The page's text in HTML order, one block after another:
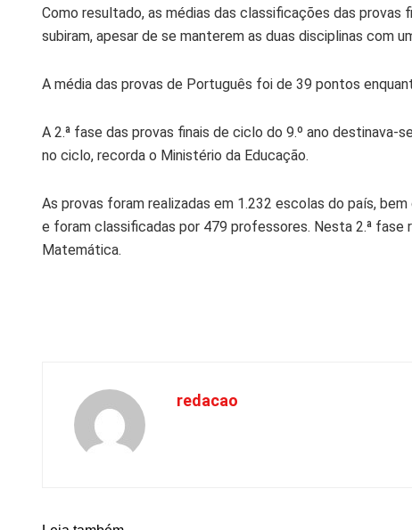
Como resultado, as médias das classificações das
subiram, apesar de se manterem as duas disciplinas com
A média das provas de Português foi de 39 pontos
A 2.ª fase das provas finais de ciclo do 9.º ano destinava-
no ciclo, recorda o Ministério da Educação.
As provas foram realizadas em 1.232 escolas do país,
e foram classificadas por 479 professores. Nesta 2.ª fase
Matemática.
redacao